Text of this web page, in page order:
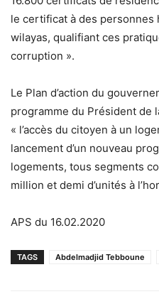
le certificat à des personnes
wilayas, qualifiant ces
corruption ».
Le Plan d’action du
programme du Président de
« l’accès du citoyen à un
lancement d’un nouveau
logements, tous segments
million et demi d’unités à
APS du 16.02.2020
TAGS Abdelmadjid Tebboune